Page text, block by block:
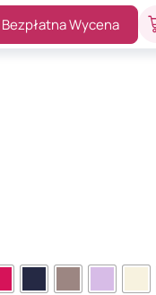
Bezpłatna Wycena